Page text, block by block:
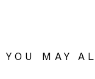
YOU MAY